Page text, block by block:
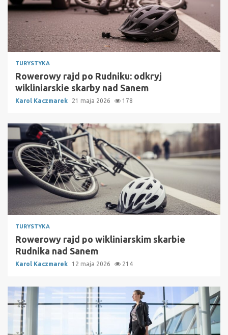
TURYSTYKA
Rowerowy rajd po Rudniku: odkryj
wikliniarskie skarby nad Sanem
Karol Kaczmarek 21 maja 2026 178
TURYSTYKA
Rowerowy rajd po wikliniarskim skarbie
Rudnika nad Sanem
Karol Kaczmarek 12 maja 2026 214